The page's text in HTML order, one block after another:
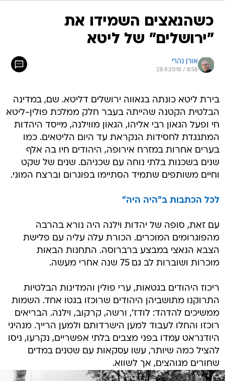
כשהנאצים השמידו את
"ירושלים" של ליטא
אורן נהרי
28.9.2018 / 8:58
בירת ליטא כונתה בגאווה ירושלים דליטא. שם, במדינה
הבלטית הקטנה שהייתה בעבר חלק ממלכת פולין-ליטא
חי ופעל הגאון רבי אליהו, הגאון מווילנה, מייסד היהדות
המתנגדת לחסידות הנקראת עד היום הליטאים. כמו
בערים אחרות במזרח אירופה, היהודים חיו בה אלף
שנים בשכנות בלתי נוחה עם שכניהם. שנים של שקט
וחיים משותפים שתמיד הסתיימו בפוגרום וברצח המוני.
לכל הכתבות ב"היה היה"
עם זאת, סופה של יהדות וילנה היה נורא בהרבה
מהפוגרומים המוכרים. הכורת עלה עליה עם פלישת
הצבא הנאצי במבצע ברברוסה. התחנות הבאות
מוכרות ושוברות לב גם 75 שנה אחרי מעשה.
ריכוז היהודים בגטאות, ערי פולין והמדינות הבלטיות
התרוקנו מתושביהן היהודים שרוכזו בגטו אחד. השמות
ממשיכים להדהד: לודז', ורשה, קרקוב, וילנה. הבריאים
רוכזו והחלו לעבוד למען הישרדותם ולמען הרייך. מנהיגי
היודנראט עמדו בפני מצבים בלתי אפשריים, נקרעו, ניסו
להציל כמה שיותר, עשו עסקאות עם שטנים במדים
שחורים מגוהצים, אך לשווא.